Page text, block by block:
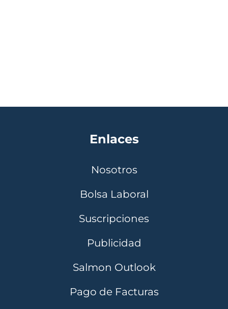
Enlaces
Nosotros
Bolsa Laboral
Suscripciones
Publicidad
Salmon Outlook
Pago de Facturas